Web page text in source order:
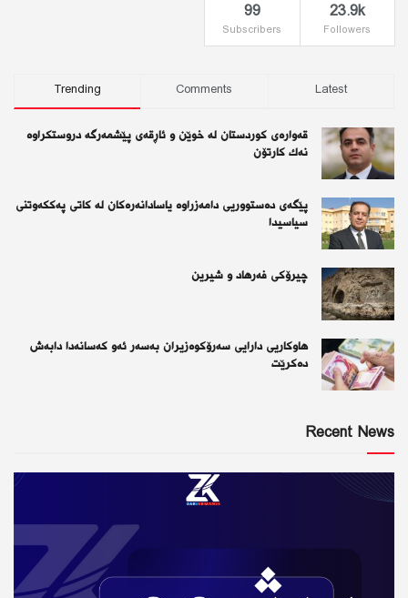
23.9k
Followers
99
Subscribers
Trending Comments Latest
قەوارەی كوردستان لە خوێن و ئاڕقەی پێشمەرگە دروستكراوە
نەك كارتۆن
پێگەی دەستووریی دامەزراوە یاسادانەرەكان لە كاتی پەككەوتنی
سیاسیدا
چیرۆكی فەرهاد و شیرین
هاوکاریی دارایی سەرۆکوەزیران بەسەر ئەو كەسانەدا دابەش
دەکرێت
Recent News